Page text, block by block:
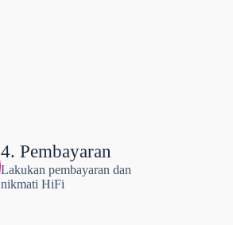
4. Pembayaran
Lakukan pembayaran dan
nikmati HiFi